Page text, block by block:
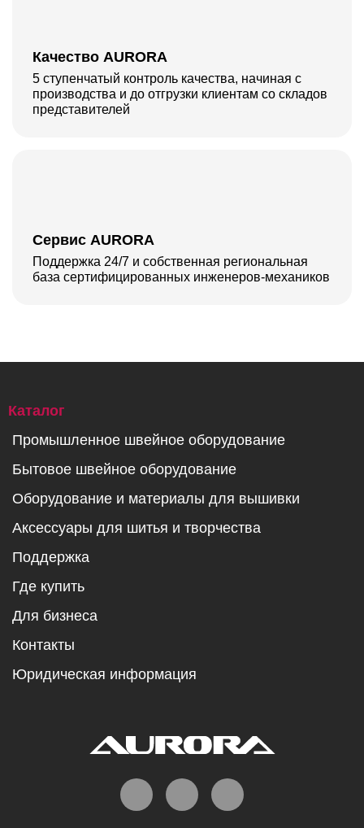
Качество AURORA
5 ступенчатый контроль качества, начиная с
производства и до отгрузки клиентам со складов
представителей
Сервис AURORA
Поддержка 24/7 и собственная региональная
база сертифицированных инженеров-механиков
Каталог
Промышленное швейное оборудование
Бытовое швейное оборудование
Оборудование и материалы для вышивки
Аксессуары для шитья и творчества
Поддержка
Где купить
Для бизнеса
Контакты
Юридическая информация